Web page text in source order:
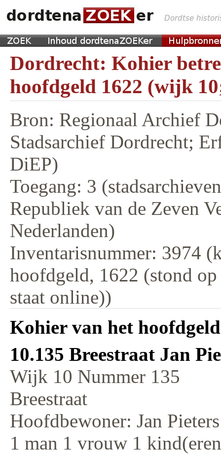
Dordrecht: Kohier
hoofdgeld 1622 (wijk
Bron: Regionaal Archief
Stadsarchief Dordrecht;
DiEP)
Toegang: 3
Republiek van de Zeven
Nederlanden)
Inventarisnummer: 3974
hoofdgeld, 1622 (stond
staat online))
Kohier van het
10.135 Breestraat Jan
Wijk 10 Nummer 135
Breestraat
Hoofdbewoner: Jan
1 man 1 vrouw 1